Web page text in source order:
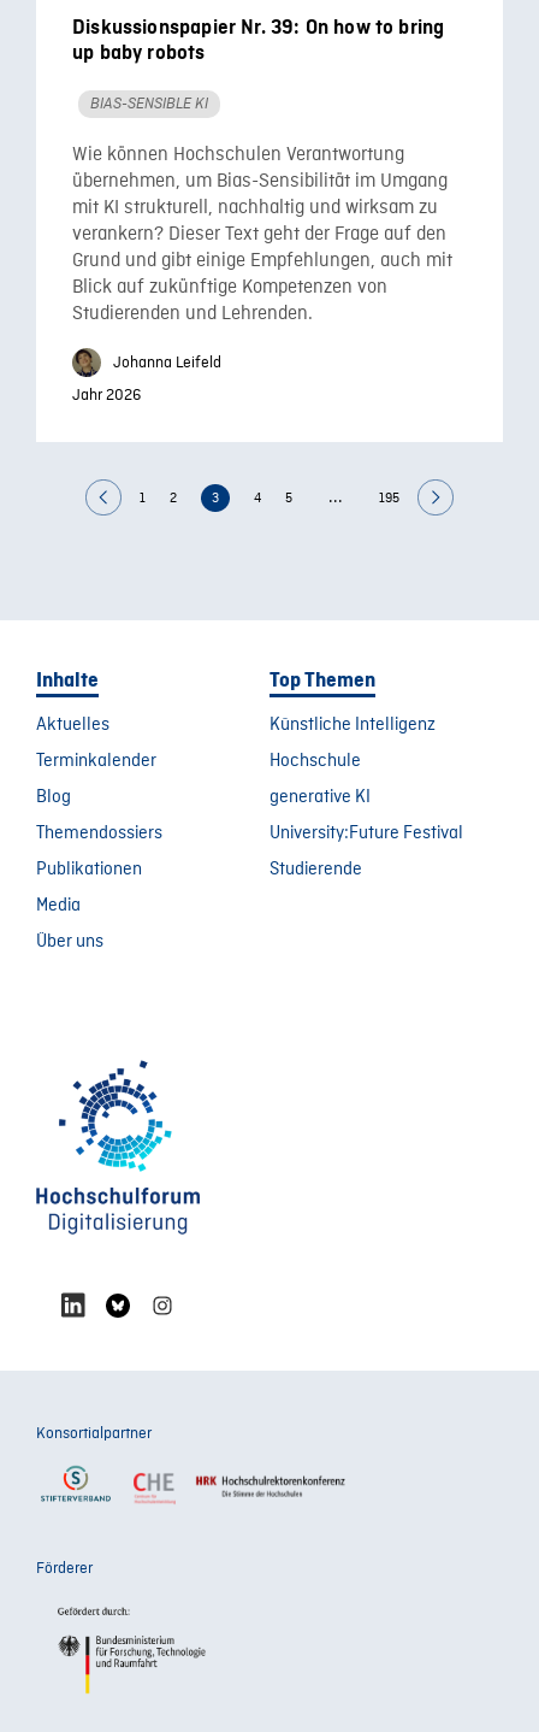
Diskussionspapier Nr. 39: On how to bring
up baby robots
BIAS-SENSIBLE KI
Wie können Hochschulen Verantwortung
übernehmen, um Bias-Sensibilität im Umgang
mit KI strukturell, nachhaltig und wirksam zu
verankern? Dieser Text geht der Frage auf den
Grund und gibt einige Empfehlungen, auch mit
Blick auf zukünftige Kompetenzen von
Studierenden und Lehrenden.
Johanna Leifeld
Jahr 2026
1 2 3 4 5 ... 195
Inhalte
Aktuelles
Terminkalender
Blog
Themendossiers
Publikationen
Media
Über uns
Top Themen
Künstliche Intelligenz
Hochschule
generative KI
University:Future Festival
Studierende
Konsortialpartner
Förderer